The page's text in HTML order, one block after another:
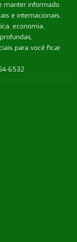
manter informado
e internacionais.
economia,
para você ficar
6532